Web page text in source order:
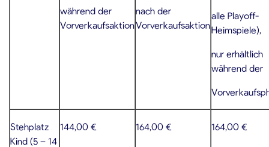
während der
Vorverkaufsaktion
nach der
Vorverkaufsaktion
alle Playoff-
Heimspiele),
nur erhältlich
während der
Stehplatz
Kind (5 – 14
144,00 € 164,00 € 164,00 €